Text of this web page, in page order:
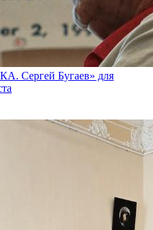
Сергей Бугаев» для